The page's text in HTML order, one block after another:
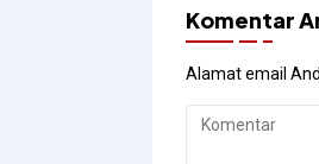
Komentar
Alamat email